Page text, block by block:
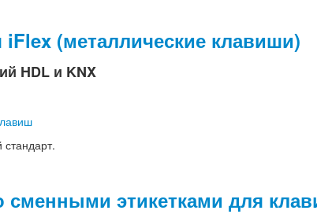
(металлические клавиши)
HDL и KNX
сменными этикетками для